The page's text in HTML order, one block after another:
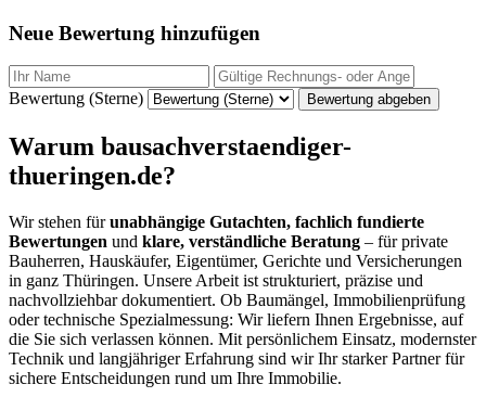
Neue Bewertung hinzufügen
Bewertung (Sterne) Bewertung abgeben
Warum bausachverstaendiger-
thueringen.de?
Wir stehen fürunabhängige Gutachten, fachlich fundierte
Bewertungen und klare, verständliche Beratung – für private
Bauherren, Hauskäufer, Eigentümer, Gerichte und Versicherungen
in ganz Thüringen. Unsere Arbeit ist strukturiert, präzise und
nachvollziehbar dokumentiert. Ob Baumängel, Immobilienprüfung
oder technische Spezialmessung: Wir liefern Ihnen Ergebnisse, auf
die Sie sich verlassen können. Mit persönlichem Einsatz, modernster
Technik und langjähriger Erfahrung sind wir Ihr starker Partner für
sichere Entscheidungen rund um Ihre Immobilie.